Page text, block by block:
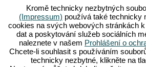
Kromě technicky nezbytných
(Impressum) používá také technicky
cookies na svých webových stránkách
dat a poskytování služeb sociálních
naleznete v našem Prohlášení o
Chcete-li souhlasit s používáním
technicky nezbytné, klikněte na